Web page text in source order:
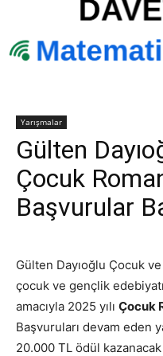
Yarışmalar
Gülten
Çocuk
Başvurular
Gülten Dayıoğlu Çocuk
çocuk ve gençlik
amacıyla 2025 yılı Çocuk
Başvuruları devam eden
20.000 TL ödül